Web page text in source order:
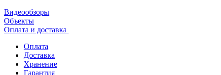
Видеообзоры
Объекты
Оплата и доставка
Оплата
Доставка
Хранение
Гарантия